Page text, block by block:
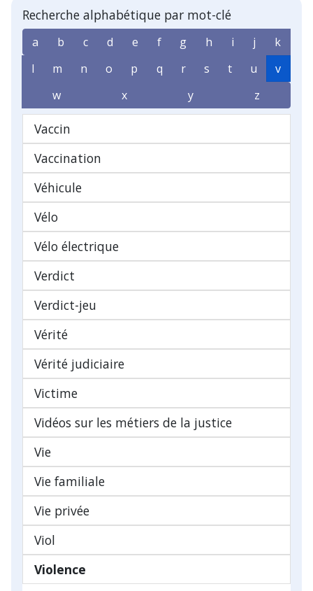
Recherche alphabétique par mot-clé
a b c d e f g h i j
k
l
m n o p q r s t u
v
w
x y z
Vaccin
Vaccination
Véhicule
Vélo
Vélo électrique
Verdict
Verdict-jeu
Vérité
Vérité judiciaire
Victime
Vidéos sur les métiers de la justice
Vie
Vie familiale
Vie privée
Viol
Violence